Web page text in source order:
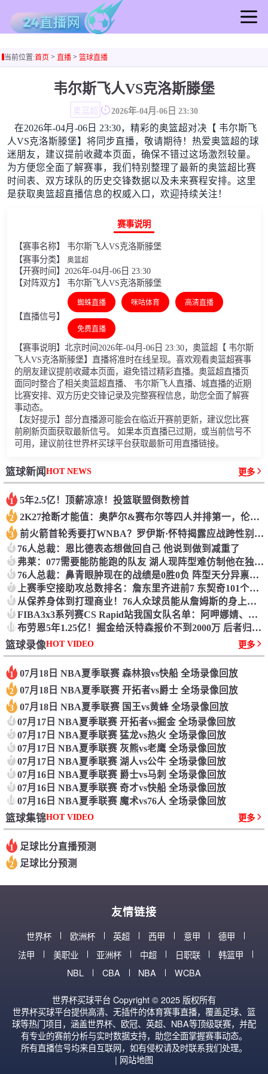
足球直播
足球集锦
篮球集锦
足球新闻
篮球新闻
当前位置:首页> 直播> 篮球直播
韦尔斯飞人VS克洛斯滕堡
奥篮超 2026年-04月-06日 23:30
在2026年-04月-06日 23:30，精彩的奥篮超对决【 韦尔斯飞
人VS克洛斯滕堡】将同步直播，敬请期待！热爱奥篮超的球
迷朋友，建议提前收藏本页面，确保不错过这场激烈较量。
为方便您全面了解赛事，我们特别整理了最新的奥篮超比赛
时间表、双方球队的历史交锋数据以及未来赛程安排。这里
是获取奥篮超直播信息的权威入口，欢迎持续关注！
赛事说明
【赛事名称】 韦尔斯飞人VS克洛斯滕堡
【赛事分类】 奥篮超
【开赛时间】2026年-04月-06日 23:30
【对阵双方】 韦尔斯飞人VS克洛斯滕堡
【直播信号】
蜘蛛直播 咪咕体育 高清直播
免费直播
【赛事说明】北京时间2026年-04月-06日 23:30，奥篮超【 韦尔斯
飞人VS克洛斯滕堡】直播将准时在线呈现。喜欢观看奥篮超赛事
的朋友建议提前收藏本页面，避免错过精彩直播。奥篮超直播页
面同时整合了相关奥篮超直播、 韦尔斯飞人直播、城直播的近期
比赛安排、双方历史交锋记录及完整赛程信息，助您全面了解赛
事动态。
【友好提示】部分直播源可能会在临近开赛前更新，建议您比赛
前刷新页面获取最新信号。 如果本页直播已过期，或当前信号不
可用，建议前往世界杯买球平台获取最新可用直播链接。
篮球新闻HOT NEWS 更多
1 5年2.5亿！顶薪凉凉！投篮联盟倒数榜首
2 2K27抢断才能值：奥萨尔&赛布尔等四人并排第一，伦纳德第八
3 前火箭首轮秀要打WNBA？罗伊斯·怀特揭露应战跨性别参赛规矩！
4 76人总裁：恩比德表态想做回自己 他说到做到减重了
5 弗莱：077需要能防能跑的队友 湖人现阵型难仿制他在独行侠的成功
6 76人总裁：鼻青眼肿现在的战绩是0胜0负 阵型天分异禀需求时刻来磨合
7 上赛季空接助攻总数排名：詹东里齐进前7 东契奇101个断档最高
8 从保养身体到打理商业！76人众球员能从詹姆斯的身上学到什么？
9 FIBA3x3系列赛CS Rapid站我国女队名单：阿呷娜婧、杨衡瑜在列
10 布劳恩5年1.25亿！掘金给沃特森报价不到2000万 后者归队已成定局
篮球录像HOT VIDEO 更多
1 07月18日 NBA夏季联赛 森林狼vs快船 全场录像回放
2 07月18日 NBA夏季联赛 开拓者vs爵士 全场录像回放
3 07月18日 NBA夏季联赛 国王vs黄蜂 全场录像回放
4 07月17日 NBA夏季联赛 开拓者vs掘金 全场录像回放
5 07月17日 NBA夏季联赛 猛龙vs热火 全场录像回放
6 07月17日 NBA夏季联赛 灰熊vs老鹰 全场录像回放
7 07月17日 NBA夏季联赛 湖人vs公牛 全场录像回放
8 07月16日 NBA夏季联赛 爵士vs马刺 全场录像回放
9 07月16日 NBA夏季联赛 奇才vs快船 全场录像回放
1007月16日 NBA夏季联赛 魔术vs76人 全场录像回放
篮球集锦HOT VIDEO 更多
1 足球比分直播预测
2 足球比分预测
友情链接
世界杯 欧洲杯 英超 西甲 意甲
德甲
法甲
美职业 亚洲杯 中超 日职联
韩篮甲
NBL
CBA NBA WCBA
世界杯买球平台 Copyright © 2025 版权所有
世界杯买球平台提供高清、无插件的体育赛事直播，覆盖足球、篮
球等热门项目，涵盖世界杯、欧冠、英超、NBA等顶级联赛，并配
有专业的赛前分析与实时数据支持，助您全面掌握赛事动态。
所有直播信号均来自互联网，如有侵权请及时联系我们处理。
| 网站地图